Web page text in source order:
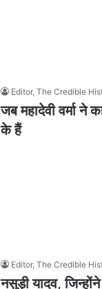
Editor, The Credible
जब महादेवी वर्मा
के हैं
Editor, The Credible
नसुड़ी यादव,